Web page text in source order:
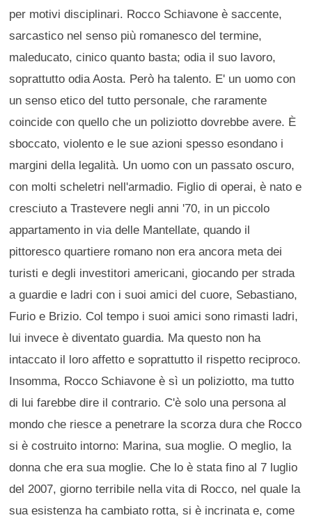
per motivi disciplinari. Rocco Schiavone è saccente,
sarcastico nel senso più romanesco del termine,
maleducato, cinico quanto basta; odia il suo lavoro,
soprattutto odia Aosta. Però ha talento. E' un uomo con
un senso etico del tutto personale, che raramente
coincide con quello che un poliziotto dovrebbe avere. È
sboccato, violento e le sue azioni spesso esondano i
margini della legalità. Un uomo con un passato oscuro,
con molti scheletri nell'armadio. Figlio di operai, è nato e
cresciuto a Trastevere negli anni '70, in un piccolo
appartamento in via delle Mantellate, quando il
pittoresco quartiere romano non era ancora meta dei
turisti e degli investitori americani, giocando per strada
a guardie e ladri con i suoi amici del cuore, Sebastiano,
Furio e Brizio. Col tempo i suoi amici sono rimasti ladri,
lui invece è diventato guardia. Ma questo non ha
intaccato il loro affetto e soprattutto il rispetto reciproco.
Insomma, Rocco Schiavone è sì un poliziotto, ma tutto
di lui farebbe dire il contrario. C'è solo una persona al
mondo che riesce a penetrare la scorza dura che Rocco
si è costruito intorno: Marina, sua moglie. O meglio, la
donna che era sua moglie. Che lo è stata fino al 7 luglio
del 2007, giorno terribile nella vita di Rocco, nel quale la
sua esistenza ha cambiato rotta, si è incrinata e, come